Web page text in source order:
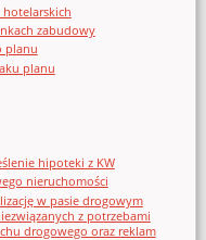
zabudowy
planu
planu
hipoteki z KW
nieruchomości
w pasie drogowym
z potrzebami
drogowego oraz reklam